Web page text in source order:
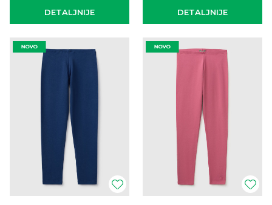
DETALJNIJE DETALJNIJE